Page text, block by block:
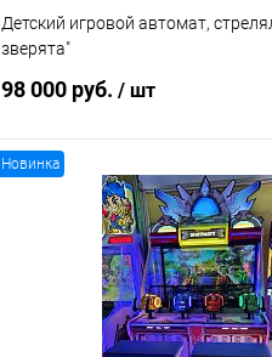
Детский игровой автомат,
зверята"
98 000 руб. / шт
В корзину
Купить в 1 клик
В избранное В
Новинка